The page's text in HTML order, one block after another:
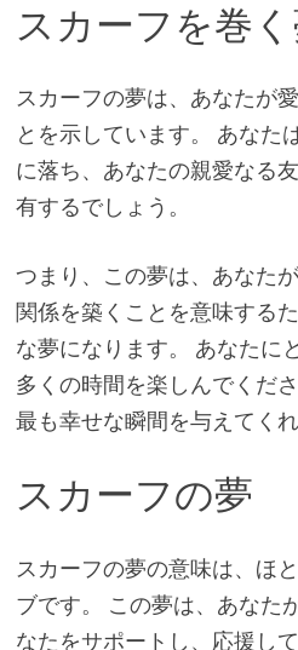
スカーフを巻
スカーフの夢は、あなたが
とを示しています。 あなた
に落ち、あなたの親愛なる
有するでしょう。
つまり、この夢は、あなた
関係を築くことを意味する
な夢になります。 あなたに
多くの時間を楽しんでくだ
最も幸せな瞬間を与えてくれ
スカーフの夢
スカーフの夢の意味は、ほ
ブです。 この夢は、あなた
なたをサポートし、応援し